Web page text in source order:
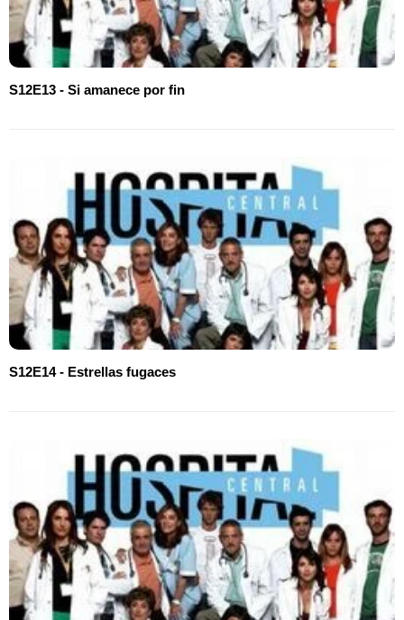
S12E13 - Si amanece por fin
S12E14 - Estrellas fugaces